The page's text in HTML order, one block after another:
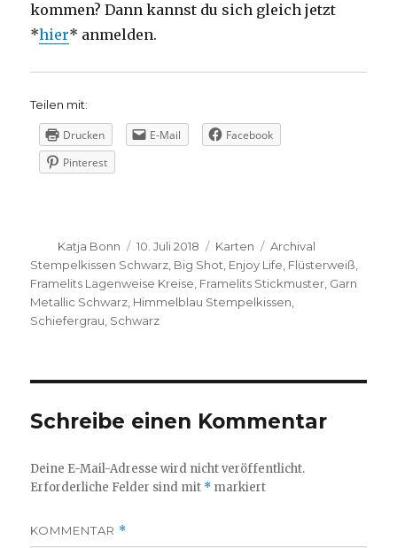
kommen? Dann kannst du sich gleich jetzt
*hier* anmelden.
Teilen mit:
Drucken E-Mail
Facebook
Pinterest
Autor
Katja Bonn
Veröffentlicht
am
10. Juli 2018 Kategorien
Karten Schlagwörter
Archival
Stempelkissen Schwarz, Big Shot, Enjoy Life, Flüsterweiß,
Framelits Lagenweise Kreise, Framelits Stickmuster, Garn
Metallic Schwarz, Himmelblau Stempelkissen,
Schiefergrau, Schwarz
Schreibe einen Kommentar
Deine E-Mail-Adresse wird nicht veröffentlicht.
Erforderliche Felder sind mit * markiert
KOMMENTAR *